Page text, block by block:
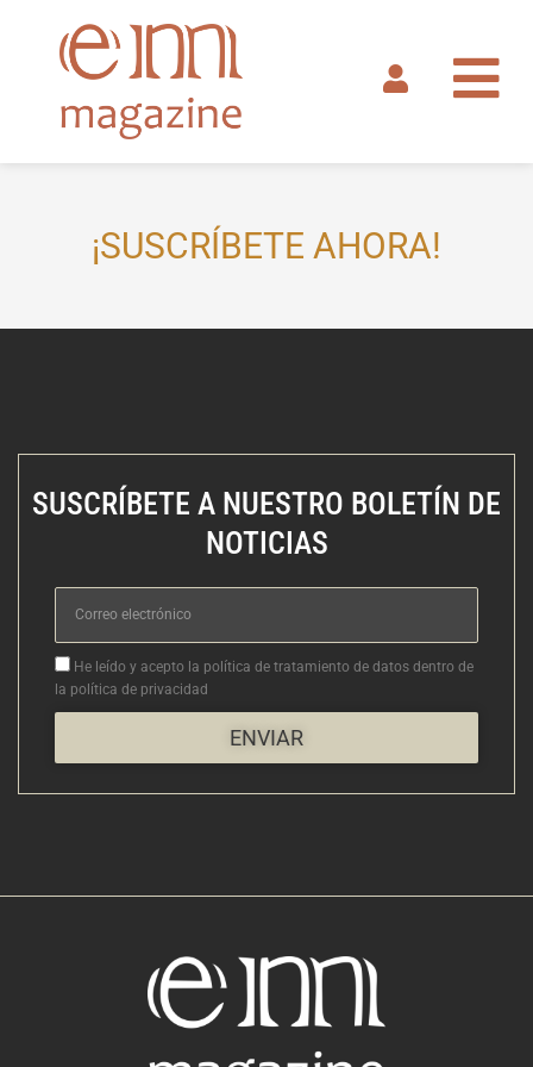
contenido
¡SUSCRÍBETE AHORA!
SUSCRÍBETE A NUESTRO BOLETÍN DE
NOTICIAS
Correo
electrónico
Aceptacion
He leído y acepto la política de tratamiento de datos dentro de
la política de privacidad
ENVIAR